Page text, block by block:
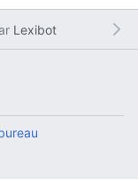
Lexibot